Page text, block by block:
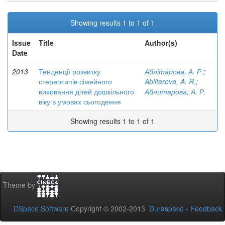
Showing results 1 to 1 of 1
Issue
Date
Title Author(s)
2013
Тенденції розвитку
стереотипів сімейного
виховання дітей дошкільного
віку в умовах сьогодення
Аблітарова, А. Р.;
Ablitarova, A. R.;
Аблитарова, А. Р.
Showing results 1 to 1 of 1
Theme by
DSpace Software Copyright © 2002-2013 Duraspace - Feedback